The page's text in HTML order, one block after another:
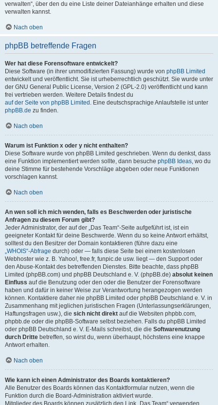
verwalten“, über den du eine Liste deiner Dateianhänge erhalten und diese
verwalten kannst.
Nach oben
phpBB betreffende Fragen
Wer hat diese Forensoftware entwickelt?
Diese Software (in ihrer unmodifizierten Fassung) wurde von phpBB Limited
entwickelt und veröffentlicht. Sie ist urheberrechtlich geschützt. Sie wurde unter
der GNU General Public License, Version 2 (GPL-2.0) veröffentlicht und kann
frei vertrieben werden. Weitere Details findest du
auf der Seite von phpBB Limited . Eine deutschsprachige Anlaufstelle ist unter
phpBB.de zu finden.
Nach oben
Warum ist Funktion x oder y nicht enthalten?
Diese Software wurde von phpBB Limited geschrieben. Wenn du denkst, dass
eine Funktion implementiert werden sollte, dann besuche phpBB Ideas, wo du
deine Stimme für bestehende Vorschläge abgeben oder neue Funktionen
vorschlagen kannst.
Nach oben
An wen soll ich mich wenden, falls es Beschwerden oder juristische
Anfragen zu diesem Forum gibt?
Jeder Administrator, der auf der „Das Team“-Seite aufgeführt ist, ist ein
geeigneter Kontakt für deine Beschwerde. Wenn du so keine Antwort erhältst,
solltest du den Besitzer der Domain kontaktieren (führe dazu eine
„WHOIS“-Abfrage durch) oder — falls diese Seite bei einem kostenlosen
Webhoster wie z. B. Yahoo!, free.fr, funpic.de usw. liegt — den Support oder
den Abuse-Kontakt des betreffenden Dienstes. Bitte beachte, dass phpBB
Limited (phpBB.com) und phpBB Deutschland e. V. (phpBB.de) absolut keinen
Einfluss auf die Benutzung oder den oder die Benutzer der Forensoftware
haben und dafür in keiner Weise zur Verantwortung herangezogen werden
können. Kontaktiere daher nie phpBB Limited oder phpBB Deutschland e. V. in
Zusammenhang mit jeglichen juristischen Fragen (Unterlassungserklärungen,
Haftungsfragen usw.), die sich nicht direkt auf die Websiten phpbb.com,
phpbb.de oder die phpBB-Software selbst beziehen. Falls du phpBB Limited
oder phpBB Deutschland e. V. E-Mails schreibst, die die Softwarenutzung
durch Dritte betreffen, so wirst du, wenn überhaupt, höchstens eine knappe
Antwort erhalten.
Nach oben
Wie kann ich einen Administrator des Boards kontaktieren?
Alle Benutzer des Boards können das Kontaktformular nutzen, wenn die
Funktion durch die Board-Administration aktiviert wurde.
Mitglieder des Boards können zusätzlich den Link „Das Team“ verwenden.